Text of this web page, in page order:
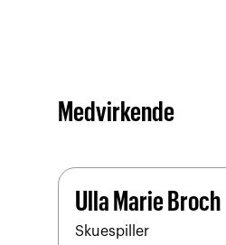
Medvirkende
Ulla Marie Broch
Skuespiller